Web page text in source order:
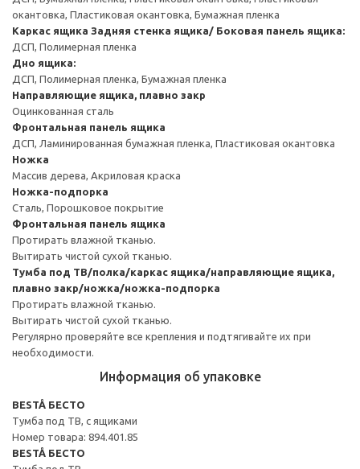
окантовка, Пластиковая окантовка, Бумажная пленка
Каркас ящика Задняя стенка ящика/ Боковая панель ящика:
ДСП, Полимерная пленка
Дно ящика:
ДСП, Полимерная пленка, Бумажная пленка
Направляющие ящика, плавно закр
Оцинкованная сталь
Фронтальная панель ящика
ДСП, Ламинированная бумажная пленка, Пластиковая окантовка
Ножка
Массив дерева, Акриловая краска
Ножка-подпорка
Сталь, Порошковое покрытие
Фронтальная панель ящика
Протирать влажной тканью.
Вытирать чистой сухой тканью.
Тумба под ТВ/полка/каркас ящика/направляющие ящика,
плавно закр/ножка/ножка-подпорка
Протирать влажной тканью.
Вытирать чистой сухой тканью.
Регулярно проверяйте все крепления и подтягивайте их при
необходимости.
Информация об упаковке
BESTÅ БЕСТО
Тумба под ТВ, с ящиками
Номер товара: 894.401.85
BESTÅ БЕСТО